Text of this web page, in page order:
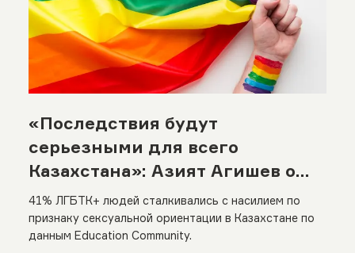
«Последствия будут
серьезными для всего
Казахстана»: Азият Агишев о
влиянии запрета
ЛГБТ-«пропаганды» на
общество
41% ЛГБТК+ людей сталкивались с насилием по
признаку сексуальной ориентации в Казахстане по
данным Education Community.